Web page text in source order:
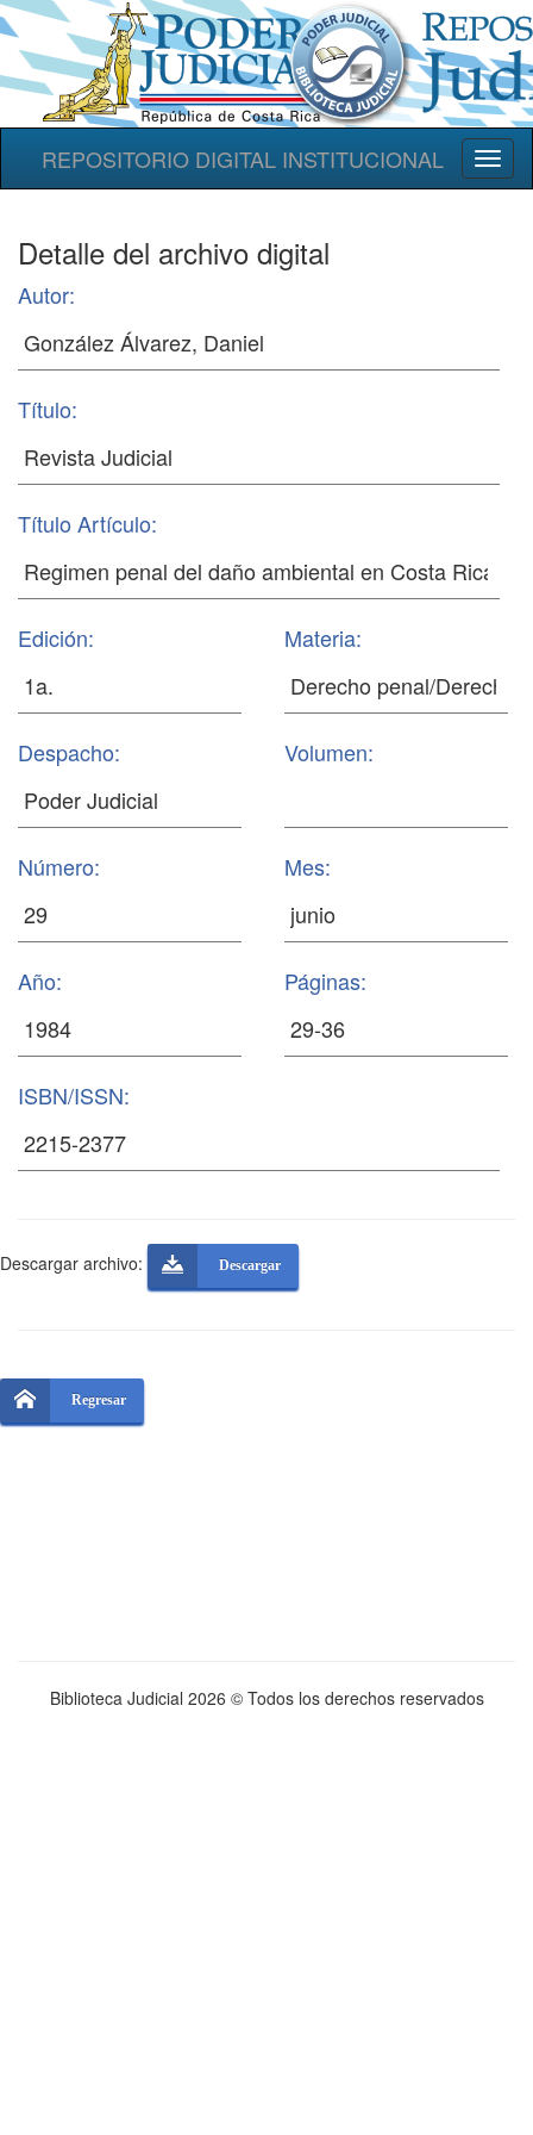
REPOSITORIO DIGITAL INSTITUCIONAL
Detalle del archivo digital
Autor:
Título:
Título Artículo:
Edición: Materia:
Despacho: Volumen:
Número: Mes:
Año: Páginas:
ISBN/ISSN:
Descargar archivo: Descargar
Regresar
Biblioteca Judicial 2026 © Todos los derechos reservados